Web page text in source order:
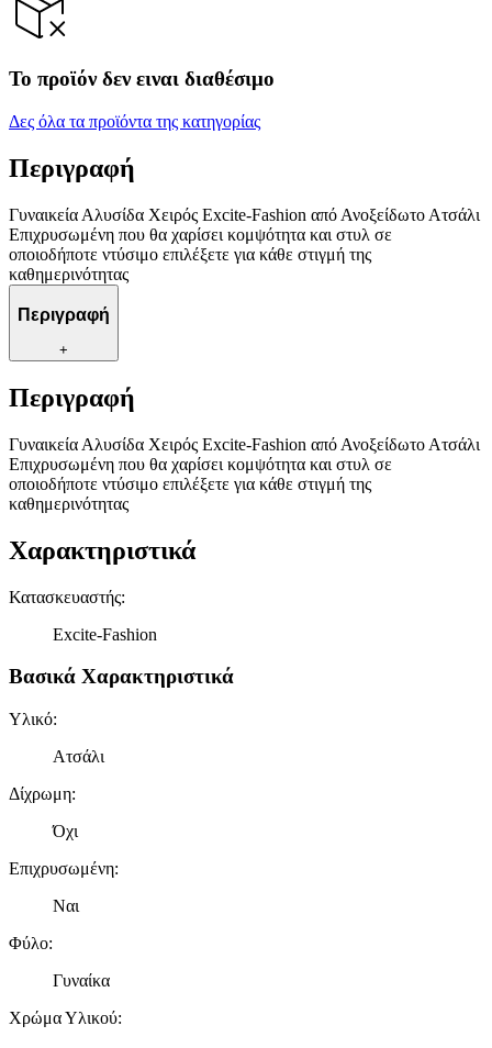
Το προϊόν δεν ειναι διαθέσιμο
Δες όλα τα προϊόντα της κατηγορίας
Περιγραφή
Γυναικεία Αλυσίδα Χειρός Excite-Fashion από Ανοξείδωτο Ατσάλι
Επιχρυσωμένη που θα χαρίσει κομψότητα και στυλ σε
οποιοδήποτε ντύσιμο επιλέξετε για κάθε στιγμή της
καθημερινότητας
Περιγραφή
+
Περιγραφή
Γυναικεία Αλυσίδα Χειρός Excite-Fashion από Ανοξείδωτο Ατσάλι
Επιχρυσωμένη που θα χαρίσει κομψότητα και στυλ σε
οποιοδήποτε ντύσιμο επιλέξετε για κάθε στιγμή της
καθημερινότητας
Χαρακτηριστικά
Κατασκευαστής:
Excite-Fashion
Βασικά Χαρακτηριστικά
Υλικό:
Ατσάλι
Δίχρωμη:
Όχι
Επιχρυσωμένη:
Ναι
Φύλο:
Γυναίκα
Χρώμα Υλικού: